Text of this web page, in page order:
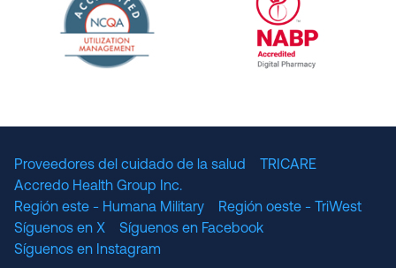
Proveedores del cuidado de la salud
TRICARE
Accredo Health Group Inc.
Región este - Humana Military
Región oeste - TriWest
Síguenos en X
Síguenos en Facebook
Síguenos en Instagram